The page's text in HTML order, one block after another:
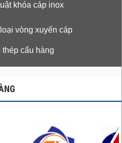
khóa cáp inox
vòng xuyến cáp
cẩu hàng